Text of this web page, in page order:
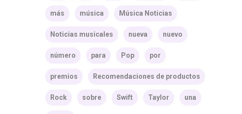
más música Música Noticias
Noticias musicales nueva nuevo
número para Pop por
premios Recomendaciones de productos
Rock sobre Swift Taylor una